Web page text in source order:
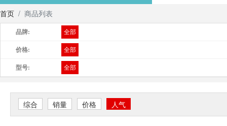
首页 商品列表
品牌: 全部
价格: 全部
型号: 全部
综合 销量 价格 人气